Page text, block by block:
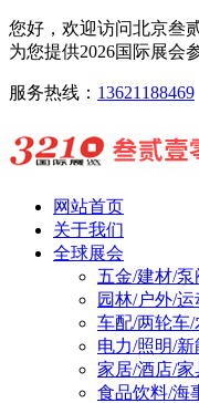
您好，欢迎访问北京叁
为您提供2026国际展会
服务热线： 13621188469
网站首页
关于我们
全球展会
五金/建材/泵
园林/户外/
车配/两轮车
电力/照明/
家居/酒店/家
食品饮料/海